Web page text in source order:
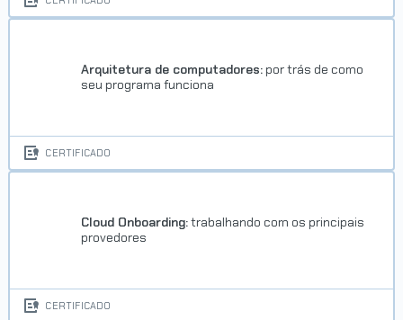
Arquitetura de computadores: por trás de como
seu programa funciona
CERTIFICADO
Cloud Onboarding:trabalhando com os principais
provedores
CERTIFICADO